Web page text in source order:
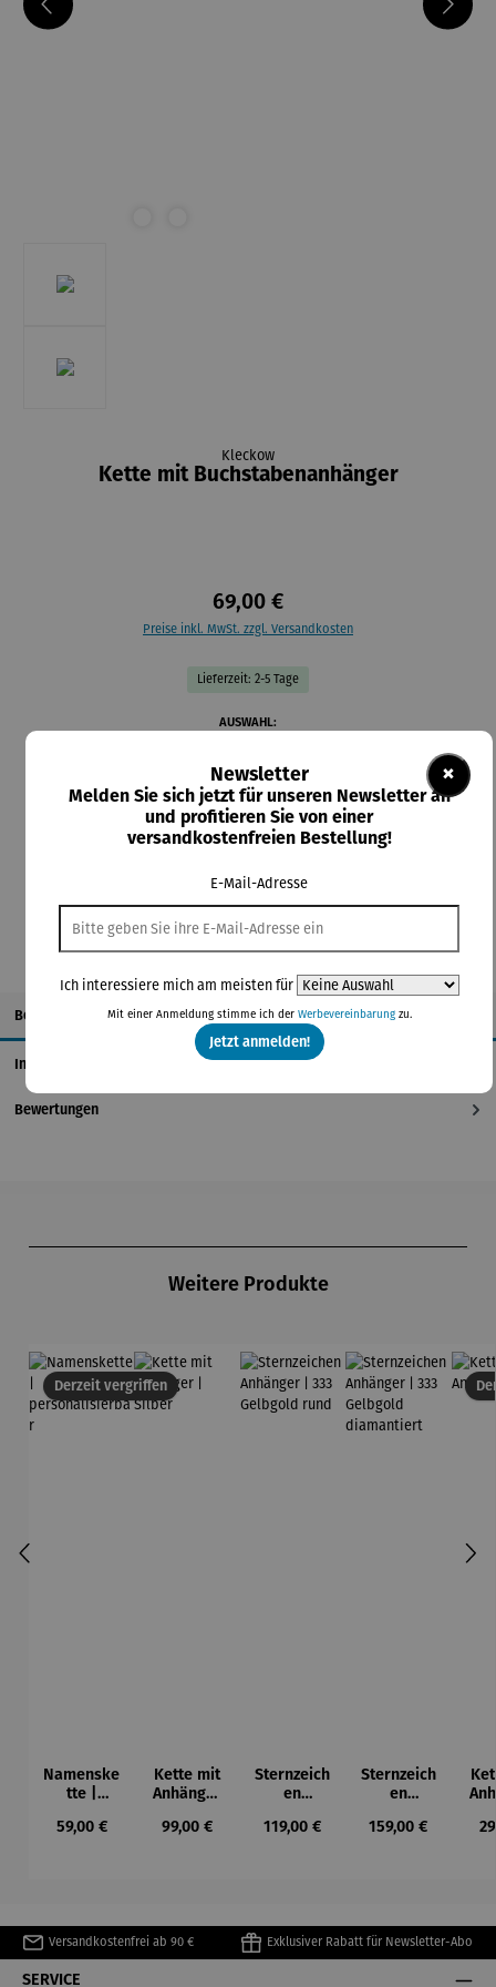
Kleckow
Kette mit Buchstabenanhänger
69,00 €
Preise inkl. MwSt. zzgl. Versandkosten
Lieferzeit: 2-5 Tage
AUSWAHL:
Material-Auswahl auswählen
Silber Vergoldet
In den Warenkorb
Beschreibung
Informationen zum Hersteller
Bewertungen
Weitere Produkte
Derzeit vergriffen
Namenske
tte |
ierbar
Regulärer Preis:
59,00 €
Kette mit
Anhänger
Regulärer Preis:
99,00 €
Sternzeich
en
| 333
Regulärer Preis:
119,00 €
Sternzeich
en
| 333
Regulärer Preis:
159,00 €
Versandkostenfrei ab 90 € Exklusiver Rabatt für Newsletter-Abo
SERVICE
×
Newsletter
Melden Sie sich jetzt für unseren Newsletter an
und profitieren Sie von einer
versandkostenfreien Bestellung!
E-Mail-Adresse
Ich interessiere mich am meisten für
Mit einer Anmeldung stimme ich der Werbevereinbarungzu.
Jetzt anmelden!